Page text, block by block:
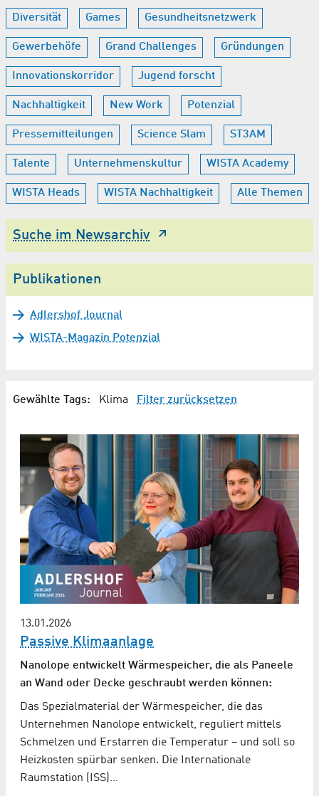
Diversität Games Gesundheitsnetzwerk
Gewerbehöfe Grand Challenges Gründungen
Innovationskorridor Jugend forscht
Nachhaltigkeit New Work Potenzial
Pressemitteilungen Science Slam ST3AM
Talente Unternehmenskultur WISTA Academy
WISTA Heads WISTA Nachhaltigkeit Alle Themen
Suche im Newsarchiv
Publikationen
Adlershof Journal
WISTA-Magazin Potenzial
Gewählte Tags: Klima Filter zurücksetzen
13.01.2026
Passive Klimaanlage
Nanolope entwickelt Wärmespeicher, die als Paneele
an Wand oder Decke geschraubt werden können:
Das Spezialmaterial der Wärmespeicher, die das
Unternehmen Nanolope entwickelt, reguliert mittels
Schmelzen und Erstarren die Temperatur – und soll so
Heizkosten spürbar senken. Die Internationale
Raumstation (ISS)…